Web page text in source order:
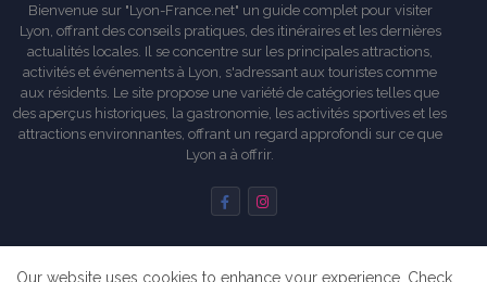
Bienvenue sur "Lyon-France.net" un guide complet pour visiter
Lyon, offrant des conseils pratiques, des itinéraires et les dernières
actualités locales. Il se concentre sur les principales attractions,
activités et événements à Lyon, s'adressant aux touristes comme
aux résidents. Le site propose une variété de catégories telles que
des aperçus historiques, la gastronomie, les activités sportives et les
attractions environnantes, offrant un regard approfondi sur ce que
Lyon a à offrir.
Our website uses cookies to enhance your experience. Check